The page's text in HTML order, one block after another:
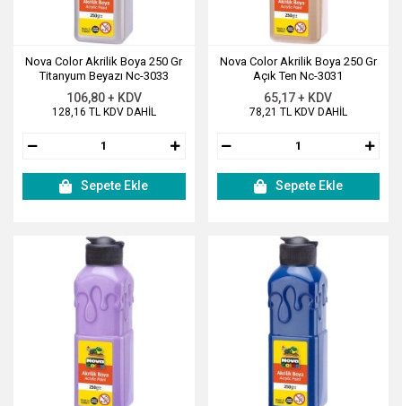
Nova Color Akrilik Boya 250 Gr
Titanyum Beyazı Nc-3033
106,80 + KDV
128,16 TL KDV DAHİL
Sepete Ekle
Nova Color Akrilik Boya 250 Gr
Açık Ten Nc-3031
65,17 + KDV
78,21 TL KDV DAHİL
Sepete Ekle